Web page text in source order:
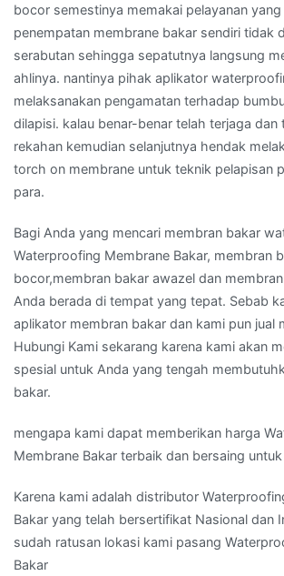
bocor semestinya memakai pelayanan
penempatan membrane bakar sendiri tidak
serabutan sehingga sepatutnya langsung
ahlinya. nantinya pihak aplikator
melaksanakan pengamatan terhadap
dilapisi. kalau benar-benar telah terjaga dan
rekahan kemudian selanjutnya hendak
torch on membrane untuk teknik pelapisan
para.
Bagi Anda yang mencari membran bakar
Waterproofing Membrane Bakar, membran
bocor,membran bakar awazel dan
Anda berada di tempat yang tepat. Sebab
aplikator membran bakar dan kami pun jual
Hubungi Kami sekarang karena kami akan
spesial untuk Anda yang tengah
bakar.
mengapa kami dapat memberikan harga
Membrane Bakar terbaik dan bersaing
Karena kami adalah distributor
Bakar yang telah bersertifikat Nasional dan
sudah ratusan lokasi kami pasang
Bakar